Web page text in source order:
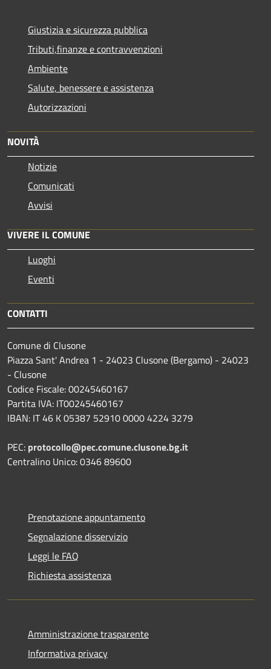
Giustizia e sicurezza pubblica
Tributi,finanze e contravvenzioni
Ambiente
Salute, benessere e assistenza
Autorizzazioni
NOVITÀ
Notizie
Comunicati
Avvisi
VIVERE IL COMUNE
Luoghi
Eventi
CONTATTI
Comune di Clusone
Piazza Sant' Andrea 1 - 24023 Clusone (Bergamo) - 24023
- Clusone
Codice Fiscale: 00245460167
Partita IVA: IT00245460167
IBAN: IT 46 K 05387 52910 0000 4224 3279
PEC: protocollo@pec.comune.clusone.bg.it
Centralino Unico: 0346 89600
Prenotazione appuntamento
Segnalazione disservizio
Leggi le FAQ
Richiesta assistenza
Amministrazione trasparente
Informativa privacy